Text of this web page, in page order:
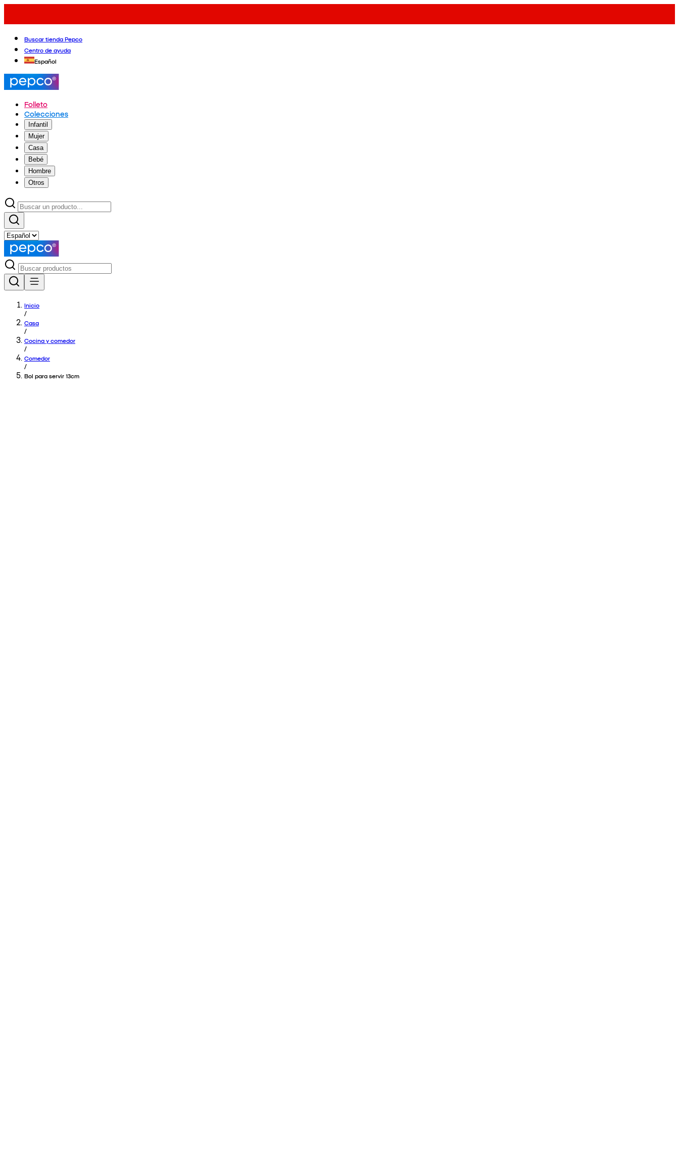
Buscar tienda Pepco
Centro de ayuda
Español
Folleto
Colecciones
Infantil
Mujer
Casa
Bebé
Hombre
Otros
Inicio
/
Casa
/
Cocina y comedor
/
Comedor
/
Bol para servir 13cm